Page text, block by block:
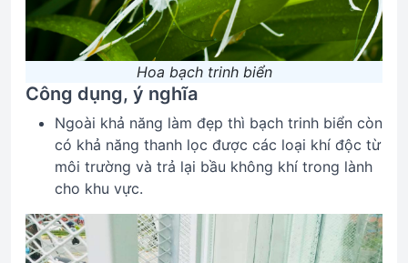
Hoa bạch trinh biển
Công dụng, ý nghĩa
Ngoài khả năng làm đẹp thì bạch trinh biển còn
có khả năng thanh lọc được các loại khí độc từ
môi trường và trả lại bầu không khí trong lành
cho khu vực.